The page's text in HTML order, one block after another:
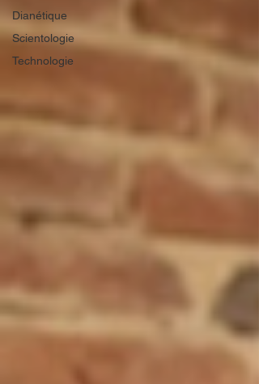
Dianétique
Scientologie
Technologie